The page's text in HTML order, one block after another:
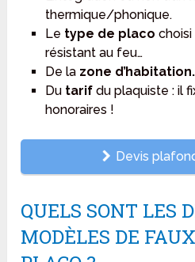
thermique/phonique.
Le type de placo
résistant au feu…
De la zone d’habitation.
Du tarifdu plaquiste : il
honoraires !
Devis
QUELS SONT LES
MODÈLES DE